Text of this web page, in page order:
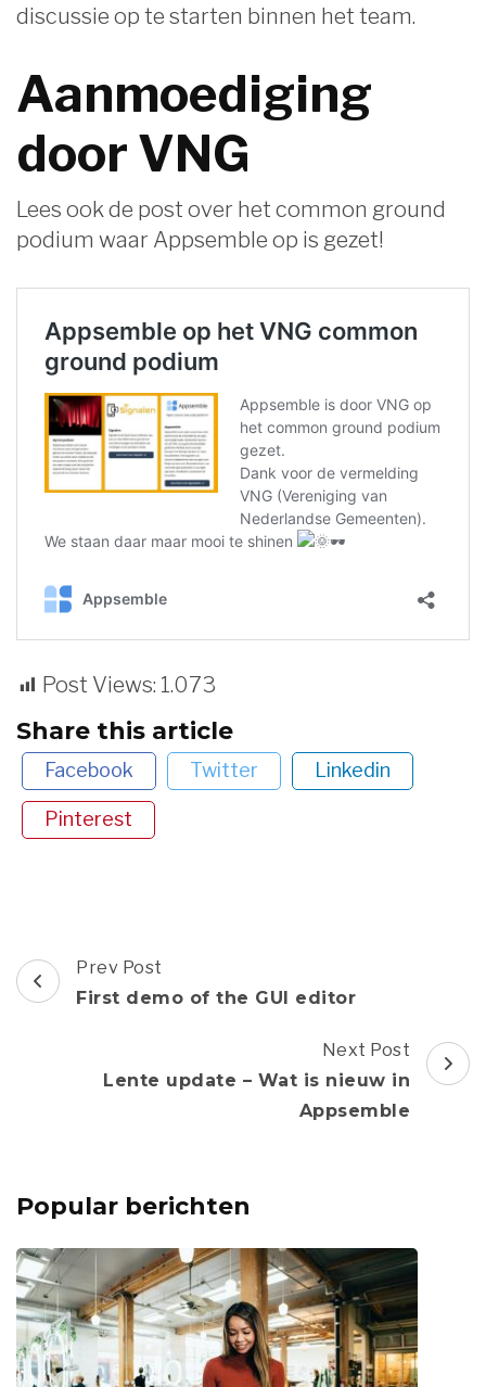
discussie op te starten binnen het team.
Aanmoediging
door VNG
Lees ook de post over het common ground
podium waar Appsemble op is gezet!
Post Views: 1.073
Share this article
Facebook Twitter Linkedin
Pinterest
Post
Navigation
Prev Post
First demo of the GUI editor
Next Post
Lente update – Wat is nieuw in
Appsemble
Popular berichten